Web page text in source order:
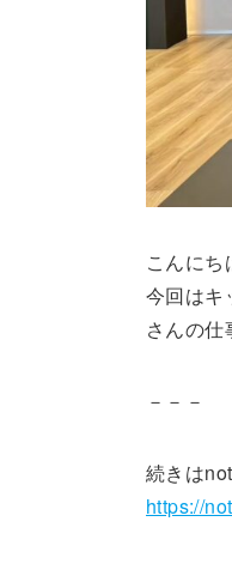
こんにち
今回はキ
さんの仕
－－－
続きは
https://